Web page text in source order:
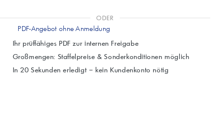
ODER
PDF-Angebot ohne Anmeldung
Ihr prüffähiges PDF zur internen Freigabe
Großmengen: Staffelpreise & Sonderkonditionen möglich
In 20 Sekunden erledigt – kein Kundenkonto nötig